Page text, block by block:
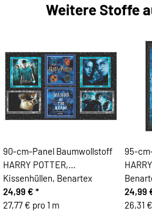
Weitere Stoffe
90-cm-Panel Baumwollstoff
HARRY POTTER,
Kissenhüllen, Benartex
24,99 € *
27,77 € pro 1 m
95-
24,99
26,31